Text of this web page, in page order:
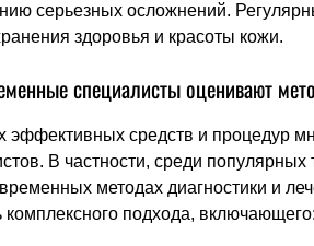
серьезных осложнений.
здоровья и красоты кожи.
специалисты оценивают
эффективных средств и процедур
В частности, среди
методах диагностики и
комплексного подхода, включающего: